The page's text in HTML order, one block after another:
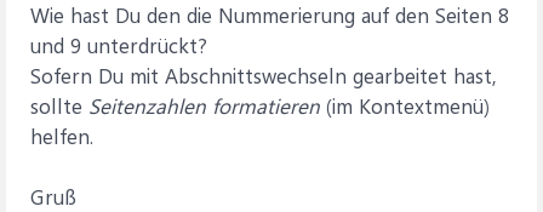
Wie hast Du den die Nummerierung auf den Seiten 8
und 9 unterdrückt?
Sofern Du mit Abschnittswechseln gearbeitet hast,
sollte Seitenzahlen formatieren (im Kontextmenü)
helfen.
Gruß